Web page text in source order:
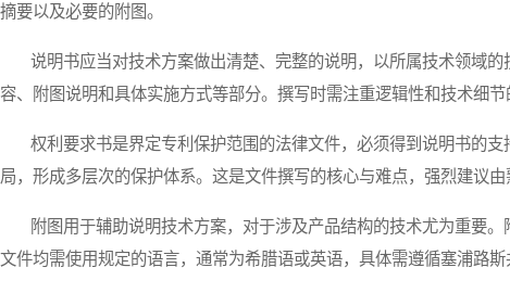
摘要以及必要的附图。
说明书应当对技术方案做出清楚、完整的说明，以所属技术领域的
容、附图说明和具体实施方式等部分。撰写时需注重逻辑性和技术细节
权利要求书是界定专利保护范围的法律文件，必须得到说明书的支
局，形成多层次的保护体系。这是文件撰写的核心与难点，强烈建议
附图用于辅助说明技术方案，对于涉及产品结构的技术尤为重要。
文件均需使用规定的语言，通常为希腊语或英语，具体需遵循塞浦路斯